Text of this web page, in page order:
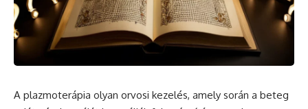
A plazmoterápia olyan orvosi kezelés, amely során a beteg